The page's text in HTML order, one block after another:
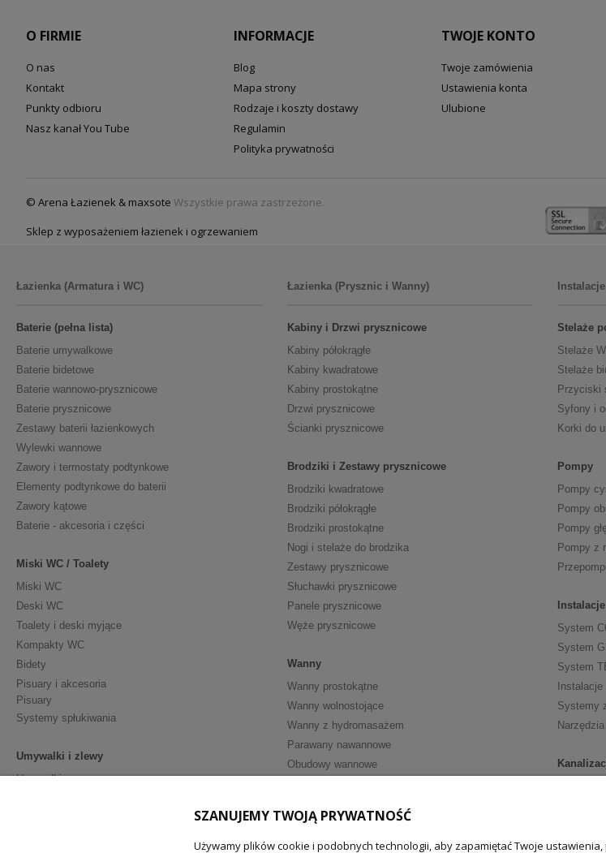
O FIRMIE
O nas
Kontakt
Punkty odbioru
Nasz kanał You Tube
INFORMACJE
Blog
Mapa strony
Rodzaje i koszty dostawy
Regulamin
Polityka prywatności
TWOJE KONTO
Twoje zamówienia
Ustawienia konta
Ulubione
© Arena Łazienek & maxsote Wszystkie prawa zastrzeżone.
Sklep z wyposażeniem łazienek i ogrzewaniem
Łazienka (Armatura i WC)
Baterie (pełna lista)
Baterie umywalkowe
Baterie bidetowe
Baterie wannowo-prysznicowe
Baterie prysznicowe
Zestawy baterii łazienkowych
Wylewki wannowe
Zawory i termostaty podtynkowe
Elementy podtynkowe do baterii
Zawory kątowe
Baterie - akcesoria i części
Miski WC / Toalety
Miski WC
Deski WC
Toalety i deski myjące
Kompakty WC
Bidety
Pisuary i akcesoria
Pisuary
Systemy spłukiwania
Umywalki i zlewy
Umywalki
Łazienka (Prysznic i Wanny)
Kabiny i Drzwi prysznicowe
Kabiny półokrągłe
Kabiny kwadratowe
Kabiny prostokątne
Drzwi prysznicowe
Ścianki prysznicowe
Brodziki i Zestawy prysznicowe
Brodziki kwadratowe
Brodziki półokrągłe
Brodziki prostokątne
Nogi i stelaże do brodzika
Zestawy prysznicowe
Słuchawki prysznicowe
Panele prysznicowe
Węże prysznicowe
Wanny
Wanny prostokątne
Wanny wolnostojące
Wanny z hydromasażem
Parawany nawannowe
Obudowy wannowe
Szafki podumywalkowe
Umywalki z szafką
Instalacje
Stelaże
Stelaże
Stelaże
Przyciski
Syfony i
Korki do
Pompy
Pompy
Pompy
Pompy
Pompy z
System
System
System
Instalacje
Systemy
Zasuwy
SZANUJEMY TWOJĄ PRYWATNOŚĆ
Używamy plików cookie i podobnych technologii, aby zapamiętać Twoje